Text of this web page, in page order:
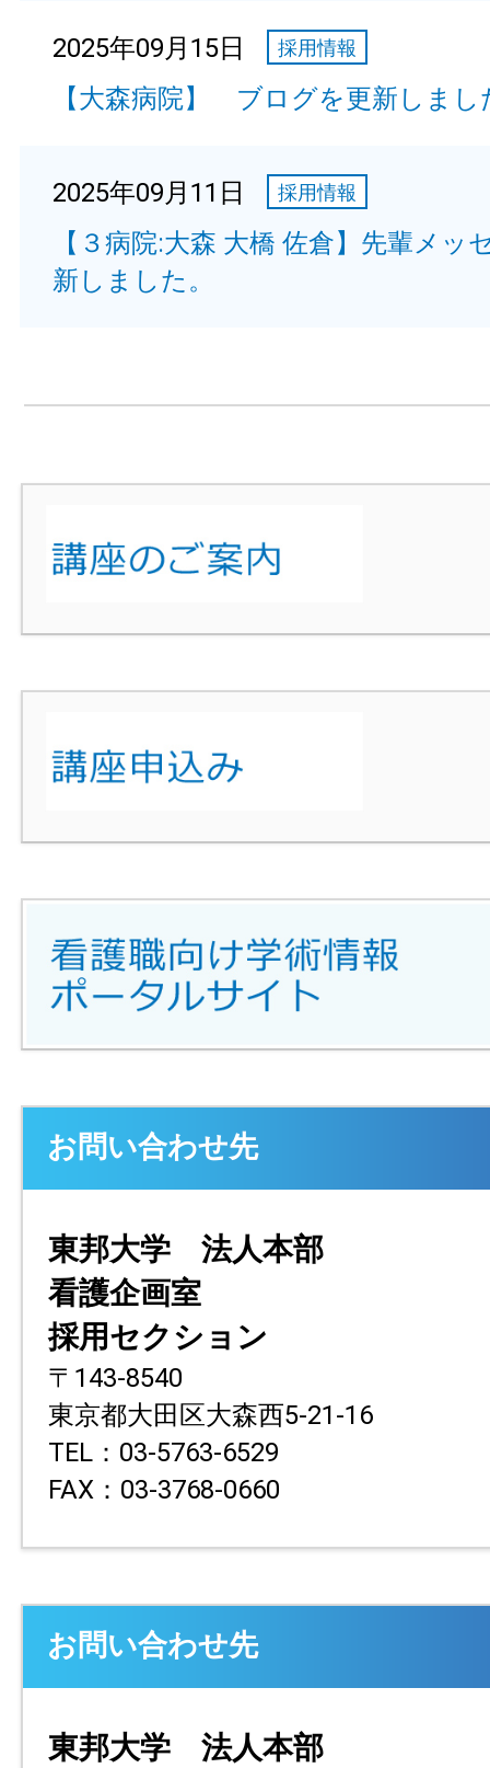
2025年09月15日 採用情報
【大森病院】 ブログを更新しまし
2025年09月11日 採用情報
【３病院:大森 大橋 佐倉】先輩メッ
新しました。
お問い合わせ先
東邦大学 法人本部
看護企画室
採用セクション
〒143-8540
東京都大田区大森西5-21-16
TEL：03-5763-6529
FAX：03-3768-0660
お問い合わせ先
東邦大学 法人本部